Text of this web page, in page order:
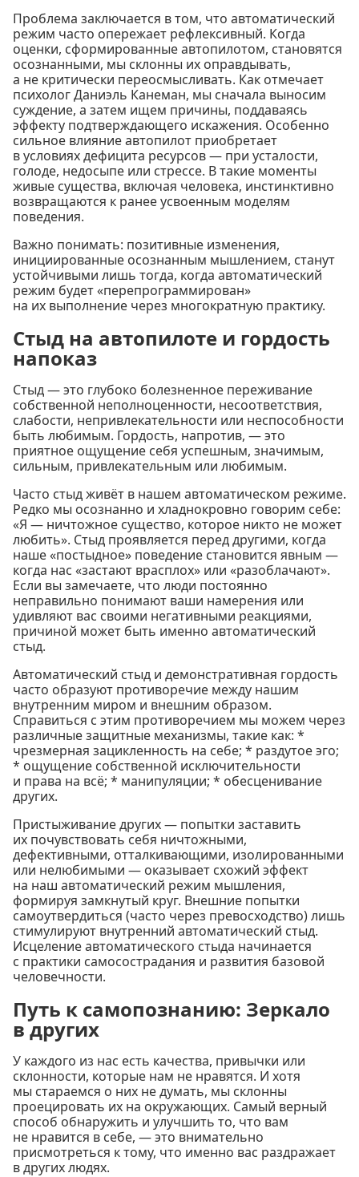
Проблема заключается в том, что автоматический
режим часто опережает рефлексивный. Когда
оценки, сформированные автопилотом, становятся
осознанными, мы склонны их оправдывать,
а не критически переосмысливать. Как отмечает
психолог Даниэль Канеман, мы сначала выносим
суждение, а затем ищем причины, поддаваясь
эффекту подтверждающего искажения. Особенно
сильное влияние автопилот приобретает
в условиях дефицита ресурсов — при усталости,
голоде, недосыпе или стрессе. В такие моменты
живые существа, включая человека, инстинктивно
возвращаются к ранее усвоенным моделям
поведения.
Важно понимать: позитивные изменения,
инициированные осознанным мышлением, станут
устойчивыми лишь тогда, когда автоматический
режим будет «перепрограммирован»
на их выполнение через многократную практику.
Стыд на автопилоте и гордость
напоказ
Стыд — это глубоко болезненное переживание
собственной неполноценности, несоответствия,
слабости, непривлекательности или неспособности
быть любимым. Гордость, напротив, — это
приятное ощущение себя успешным, значимым,
сильным, привлекательным или любимым.
Часто стыд живёт в нашем автоматическом режиме.
Редко мы осознанно и хладнокровно говорим себе:
«Я — ничтожное существо, которое никто не может
любить». Стыд проявляется перед другими, когда
наше «постыдное» поведение становится явным —
когда нас «застают врасплох» или «разоблачают».
Если вы замечаете, что люди постоянно
неправильно понимают ваши намерения или
удивляют вас своими негативными реакциями,
причиной может быть именно автоматический
стыд.
Автоматический стыд и демонстративная гордость
часто образуют противоречие между нашим
внутренним миром и внешним образом.
Справиться с этим противоречием мы можем через
различные защитные механизмы, такие как: *
чрезмерная зацикленность на себе; * раздутое эго;
* ощущение собственной исключительности
и права на всё; * манипуляции; * обесценивание
других.
Пристыживание других — попытки заставить
их почувствовать себя ничтожными,
дефективными, отталкивающими, изолированными
или нелюбимыми — оказывает схожий эффект
на наш автоматический режим мышления,
формируя замкнутый круг. Внешние попытки
самоутвердиться (часто через превосходство) лишь
стимулируют внутренний автоматический стыд.
Исцеление автоматического стыда начинается
с практики самосострадания и развития базовой
человечности.
Путь к самопознанию: Зеркало
в других
У каждого из нас есть качества, привычки или
склонности, которые нам не нравятся. И хотя
мы стараемся о них не думать, мы склонны
проецировать их на окружающих. Самый верный
способ обнаружить и улучшить то, что вам
не нравится в себе, — это внимательно
присмотреться к тому, что именно вас раздражает
в других людях.